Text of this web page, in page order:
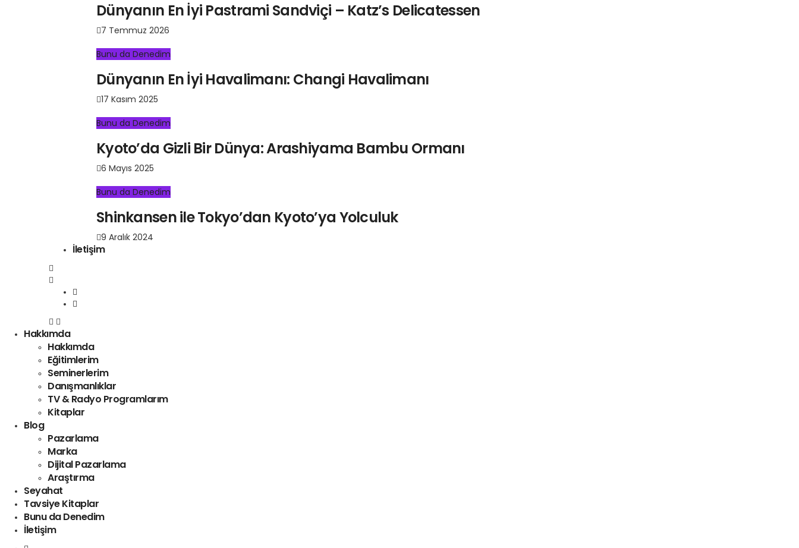
Dünyanın En İyi Pastrami Sandviçi – Katz’s Delicatessen
7 Temmuz 2026
Bunu da Denedim
Dünyanın En İyi Havalimanı: Changi Havalimanı
17 Kasım 2025
Bunu da Denedim
Kyoto’da Gizli Bir Dünya: Arashiyama Bambu Ormanı
6 Mayıs 2025
Bunu da Denedim
Shinkansen ile Tokyo’dan Kyoto’ya Yolculuk
9 Aralık 2024
İletişim
Hakkımda
Hakkımda
Eğitimlerim
Seminerlerim
Danışmanlıklar
TV & Radyo Programlarım
Kitaplar
Blog
Pazarlama
Marka
Dijital Pazarlama
Araştırma
Seyahat
Tavsiye Kitaplar
Bunu da Denedim
İletişim